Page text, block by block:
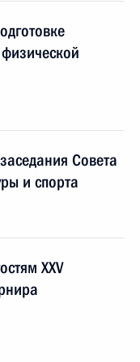
Совета
и спорта
XXV